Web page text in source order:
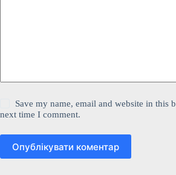
Save my name, email and website in this
next time I comment.
Опублікувати коментар